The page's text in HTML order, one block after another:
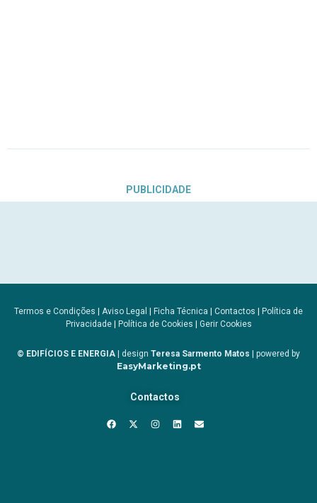
PUBLICIDADE
Termos e Condições | Aviso Legal | Ficha Técnica | Contactos | Política de
Privacidade| Política de Cookies | Gerir Cookies
© EDIFÍCIOS E ENERGIA | design Teresa Sarmento Matos | powered by
EasyMarketing.pt
Contactos